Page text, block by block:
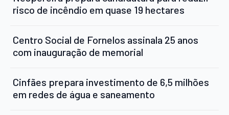
risco de incêndio em quase 19 hectares
Centro Social de Fornelos assinala 25 anos
com inauguração de memorial
Cinfães prepara investimento de 6,5 milhões
em redes de água e saneamento